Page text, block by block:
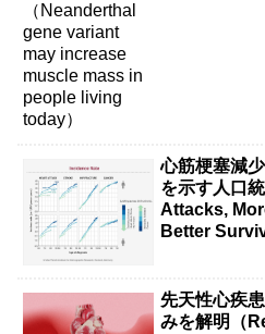
心筋梗塞減
を示す人口
Attacks,
Better
先天性心疾
みを解明（